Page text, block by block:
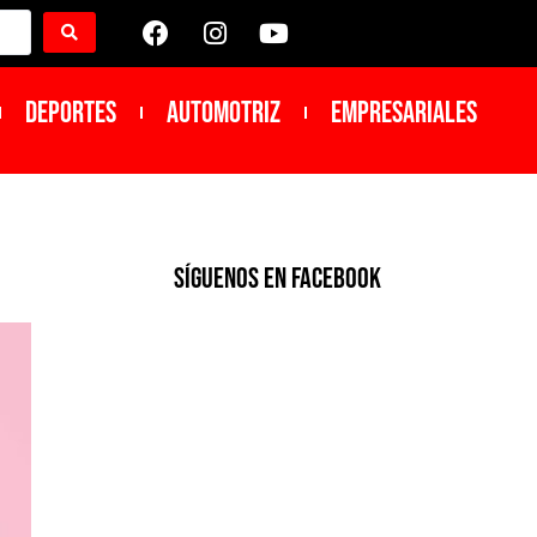
DEPORTES Automotriz Empresariales
SíGUENOS EN FACEBOOK